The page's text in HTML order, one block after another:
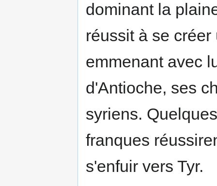
dominant la
réussit à se
emmenant avec
d'Antioche, ses
syriens.
franques
s'enfuir vers Tyr.